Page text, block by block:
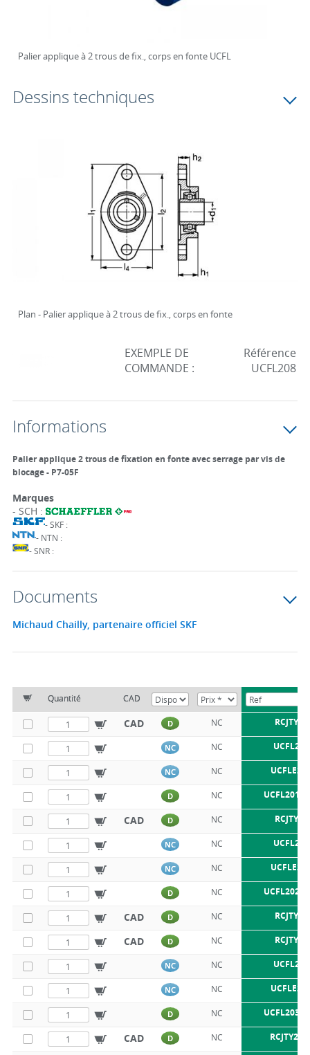
Palier applique à 2 trous de fix., corps en fonte UCFL
Dessins techniques
Plan - Palier applique à 2 trous de fix., corps en fonte
EXEMPLE DE
COMMANDE :
Référence
UCFL208
Informations
Palier applique 2 trous de fixation en fonte avec serrage par vis de
blocage - P7-05F
Marques
- SCH :
- SKF :
- NTN :
- SNR :
Documents
Michaud Chailly, partenaire officiel SKF
Quantité CAD
CAD D NC RCJTY12
NC NC UCFL201
NC NC
D NC UCFL201
CAD D NC RCJTY15
NC NC UCFL202
NC NC
D NC UCFL202
CAD D NC RCJTY16
CAD D NC RCJTY17
NC NC UCFL203
NC NC
D NC UCFL203
CAD D NC RCJTY20-